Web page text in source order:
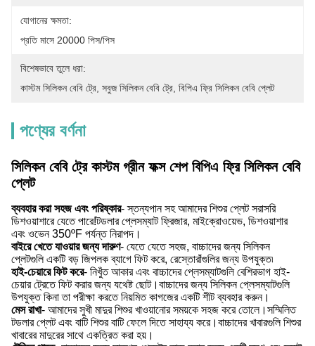
যোগানের ক্ষমতা:
প্রতি মাসে 20000 পিস/পিস
বিশেষভাবে তুলে ধরা:
কাস্টম সিলিকন বেবি ট্রে সবুজ সিলিকন বেবি ট্রে বিপিএ ফ্রি সিলিকন বেবি প্লেট
পণ্যের বর্ণনা
সিলিকন বেবি ট্রে কাস্টম গ্রীন ফক্স শেপ বিপিএ ফ্রি সিলিকন বেবি
প্লেট
ব্যবহার করা সহজ এবং পরিষ্কার- স্তন্যপান সহ আমাদের শিশুর প্লেট সরাসরি
ডিশওয়াশারে যেতে পারে!টডলার প্লেসম্যাট ফ্রিজার, মাইক্রোওয়েভ, ডিশওয়াশার
এবং ওভেন 350ºF পর্যন্ত নিরাপদ।
বাইরে খেতে যাওয়ার জন্য দারুণ- যেতে যেতে সহজ, বাচ্চাদের জন্য সিলিকন
প্লেটগুলি একটি বড় জিপলক ব্যাগে ফিট করে, রেস্তোরাঁগুলির জন্য উপযুক্ত৷
হাই-চেয়ারে ফিট করে- নিখুঁত আকার এবং বাচ্চাদের প্লেসম্যাটগুলি বেশিরভাগ হাই-
চেয়ার ট্রেতে ফিট করার জন্য যথেষ্ট ছোট।বাচ্চাদের জন্য সিলিকন প্লেসম্যাটগুলি
উপযুক্ত কিনা তা পরীক্ষা করতে নিয়মিত কাগজের একটি শীট ব্যবহার করুন।
মেস রাখা- আমাদের সুখী মাদুর শিশুর খাওয়ানোর সময়কে সহজ করে তোলে।সম্মিলিত
টডলার প্লেট এবং বাটি শিশুর বাটি ফেলে দিতে সাহায্য করে।বাচ্চাদের খাবারগুলি শিশুর
খাবারের মাদুরের সাথে একত্রিত করা হয়।